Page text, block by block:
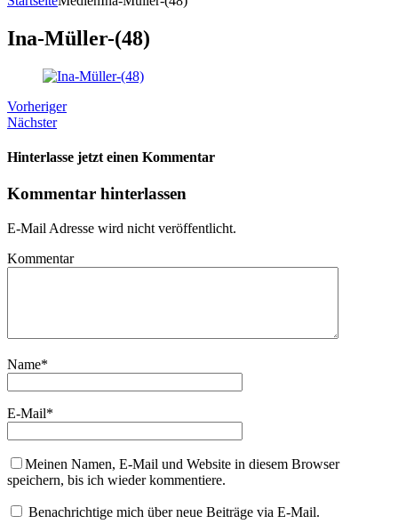
Ina-Müller-(48)
Vorheriger
Nächster
Hinterlasse jetzt einen Kommentar
Kommentar hinterlassen
E-Mail Adresse wird nicht veröffentlicht.
Kommentar
Name*
E-Mail*
Meinen Namen, E-Mail und Website in diesem Browser
speichern, bis ich wieder kommentiere.
Benachrichtige mich über neue Beiträge via E-Mail.